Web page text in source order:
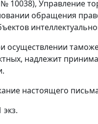
№ 10038), Управление
обращения
осуществлении
надлежит
настоящего